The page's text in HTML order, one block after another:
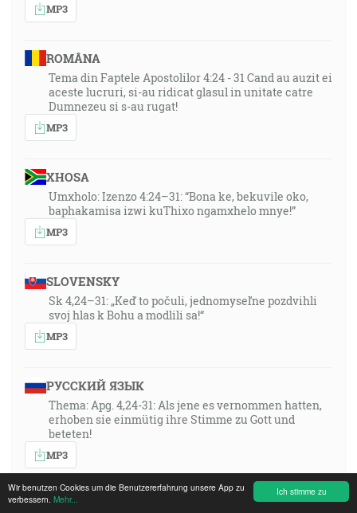
Ich stimme zu
Wir benutzen Cookies um die Benutzererfahrung unsere App zu
verbessern. Mehr...
MP3
ROMÂNA
Tema din Faptele Apostolilor 4:24 - 31 Cand au auzit ei
aceste lucruri, si-au ridicat glasul in unitate catre
Dumnezeu si s-au rugat!
MP3
XHOSA
Umxholo: Izenzo 4:24–31: “Bona ke, bekuvile oko,
baphakamisa izwi kuThixo ngamxhelo mnye!”
MP3
SLOVENSKY
Sk 4,24–31: „Keď to počuli, jednomyseľne pozdvihli
svoj hlas k Bohu a modlili sa!“
MP3
РУССКИЙ ЯЗЫК
Thema: Apg. 4,24-31: Als jene es vernommen hatten,
erhoben sie einmütig ihre Stimme zu Gott und
beteten!
MP3
FRANÇAIS